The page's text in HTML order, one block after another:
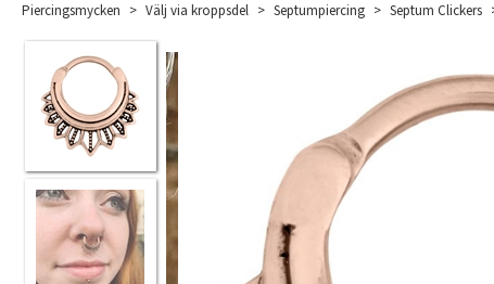
Piercingsmycken > Välj via kroppsdel > Septumpiercing > Septum Clickers